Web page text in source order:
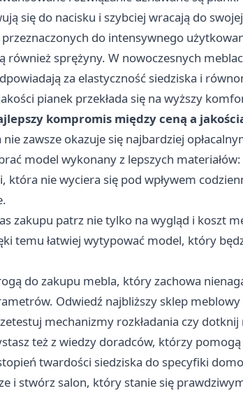
się do nacisku i szybciej wracają do
przeznaczonych do intensywnego
również sprężyny. W nowoczesnych
za elastyczność siedziska i
pianek przekłada się na wyższy
kompromis między ceną a
zawsze okazuje się najbardziej
model wykonany z lepszych
która nie wyciera się pod wpływem
zakupu patrz nie tylko na wygląd i koszt
temu łatwiej wytypować model, który
do zakupu mebla, który zachowa
Odwiedź najbliższy sklep
mechanizmy rozkładania czy
też z wiedzy doradców, którzy
twardości siedziska do specyfiki
i stwórz salon, który stanie się